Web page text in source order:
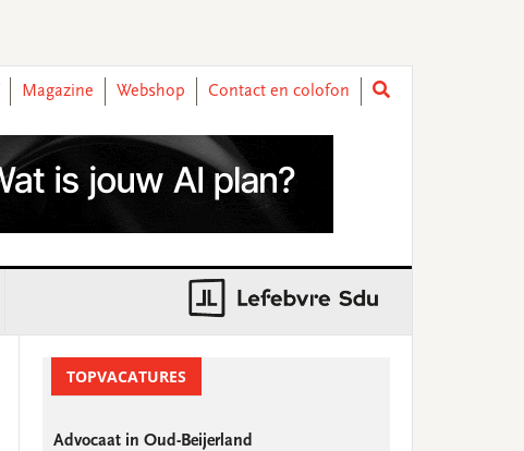
Magazine Webshop Contact en colofon
SidebarTOPVACATURES
Advocaat in Oud-Beijerland